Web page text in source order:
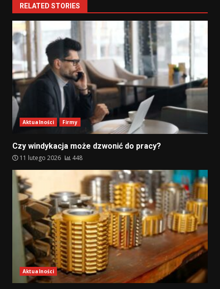
RELATED STORIES
Aktualności Firmy
Czy windykacja może dzwonić do pracy?
11 lutego 2026 448
Aktualności